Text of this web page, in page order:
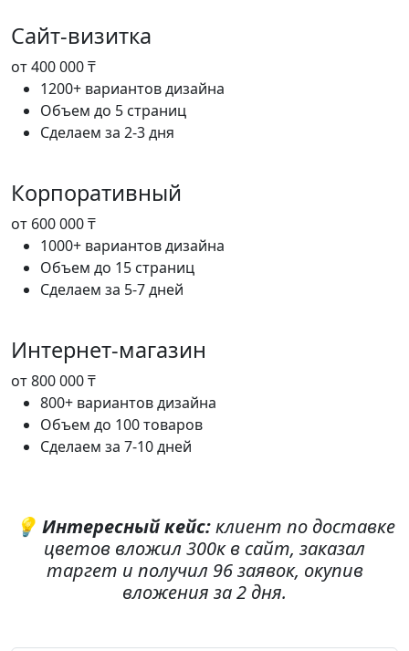
Сайт-визитка
от 400 000 ₸
1200+ вариантов дизайна
Объем до 5 страниц
Сделаем за 2-3 дня
Корпоративный
от 600 000 ₸
1000+ вариантов дизайна
Объем до 15 страниц
Сделаем за 5-7 дней
Интернет-магазин
от 800 000 ₸
800+ вариантов дизайна
Объем до 100 товаров
Сделаем за 7-10 дней
💡 Интересный кейс:клиент по доставке
цветов вложил 300к в сайт, заказал
таргет и получил 96 заявок, окупив
вложения за 2 дня.